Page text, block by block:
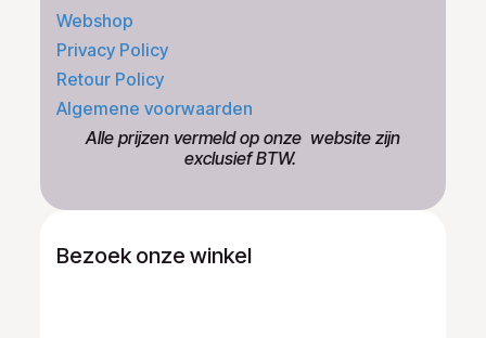
Webshop
Privacy Policy
Retour Policy
Algemene voorwaarden
​Alle prijzen vermeld op onze ​website zijn
exclusief BTW.
Bezoek onze winkel